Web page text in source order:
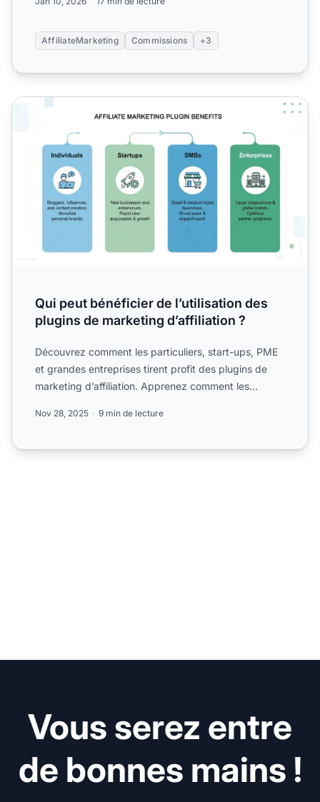
AffiliateMarketing Commissions +3
Qui peut bénéficier de l’utilisation des plugins de
Qui peut bénéficier de l’utilisation des
plugins de marketing d’affiliation ?
Découvrez comment les particuliers, start-ups, PME
et grandes entreprises tirent profit des plugins de
marketing d’affiliation. Apprenez comment les
Nov 28, 2025 9 min de lecture
Vous serez entre
de bonnes mains !